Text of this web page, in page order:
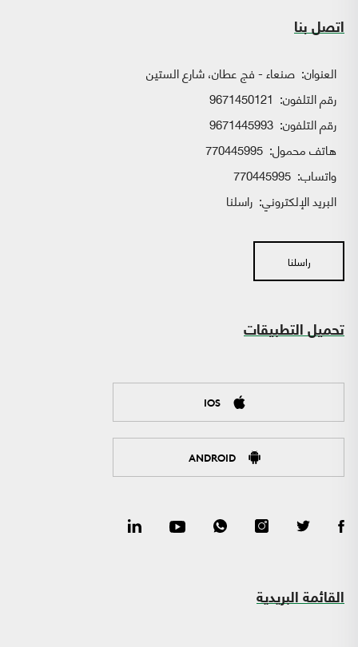
اتصل بنا
العنوان: صنعاء - فج عطان، شارع الستين
رقم التلفون: 9671450121
رقم التلفون: 9671445993
هاتف محمول: 770445995
واتساب:
البريد الإلكتروني: راسلنا
راسلنا
تحميل التطبيقات
IOS
ANDROID
القائمة البريدية